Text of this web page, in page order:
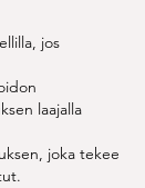
jos
laajalla
joka tekee